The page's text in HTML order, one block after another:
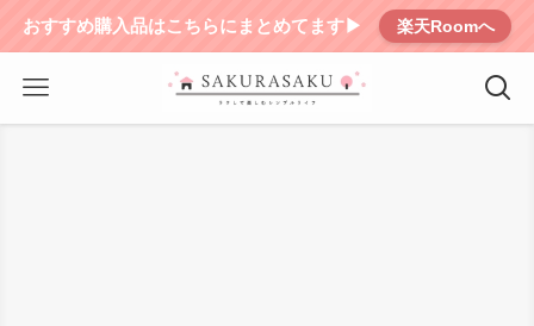
おすすめ購入品はこちらにまとめてます▶︎ 楽天Roomへ